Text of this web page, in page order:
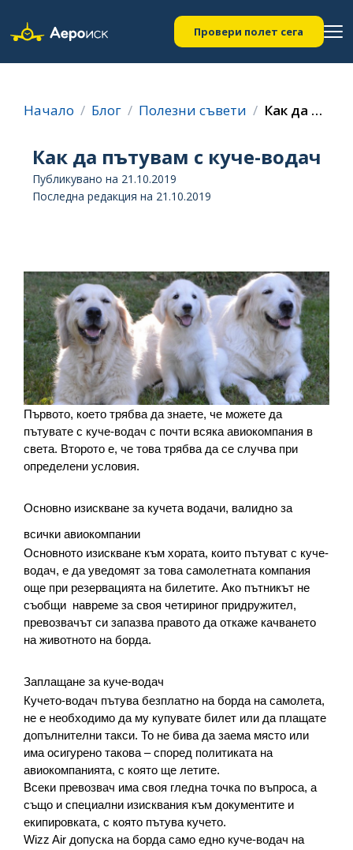
Провери полет сега
Начало Блог Полезни съвети Как да пътувам с куче-водач
Как да пътувам с куче-водач
Публикувано на 21.10.2019
Последна редакция на 21.10.2019
Първото, което трябва да знаете, че можете да
пътувате с куче-водач с почти всяка авиокомпания в
света. Второто е, че това трябва да се случва при
определени условия.
Основно изискване за кучета водачи, валидно за
всички авиокомпании
Основното изискване към хората, които пътуват с куче-
водач, е да уведомят за това самолетната компания
още при резервацията на билетите. Ако пътникът не
съобщи  навреме за своя четириног придружител,
превозвачът си запазва правото да откаже качването
на животното на борда.
Заплащане за куче-водач
Кучето-водач пътува безплатно на борда на самолета,
не е необходимо да му купувате билет или да плащате
допълнителни такси. То не бива да заема място или
има осигурено такова – според политиката на
авиокомпанията, с която ще летите.
Всеки превозвач има своя гледна точка по въпроса, а
също и специални изисквания към документите и
екипировката, с която пътува кучето.
Wizz Air допуска на борда само едно куче-водач на